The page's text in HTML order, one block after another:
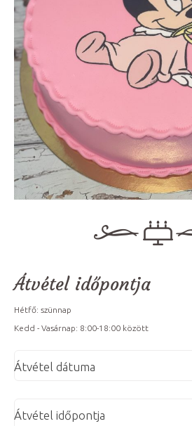
Átvétel időpontja
Hétfő: szünnap
Kedd - Vasárnap: 8:00-18:00 között
Átvétel dátuma
Átvétel időpontja